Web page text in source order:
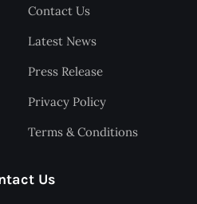
Contact Us
Latest News
Press Release
Privacy Policy
Terms & Conditions
Us